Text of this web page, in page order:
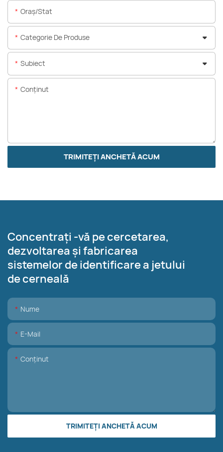
Oraș/stat
Categorie De Produse
Subiect
Conţinut
TRIMITEȚI ANCHETĂ ACUM
Concentrați -vă pe cercetarea,
dezvoltarea și fabricarea
sistemelor de identificare a jetului
de cerneală
Nume
E-Mail
Conţinut
TRIMITEȚI ANCHETĂ ACUM